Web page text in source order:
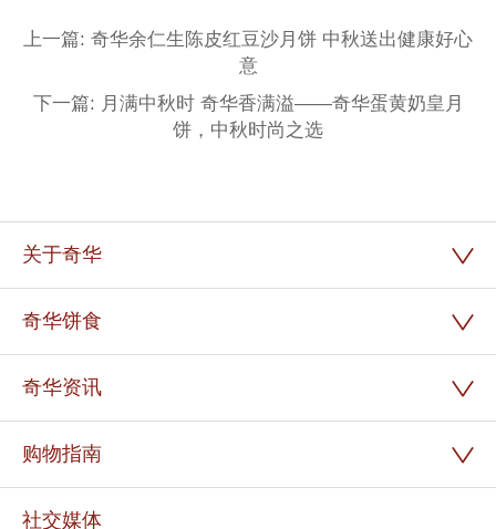
上一篇: 奇华余仁生陈皮红豆沙月饼 中秋送出健康好心
意
下一篇: 月满中秋时 奇华香满溢——奇华蛋黄奶皇月
饼，中秋时尚之选
社交媒体
关于奇华
奇华饼食
奇华资讯
购物指南